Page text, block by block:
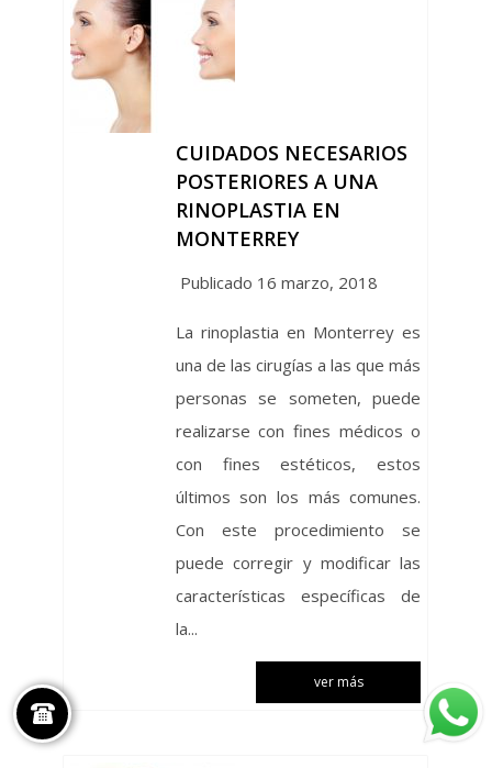
CUIDADOS NECESARIOS
POSTERIORES A UNA
RINOPLASTIA EN
MONTERREY
Publicado 16 marzo, 2018
La rinoplastia en Monterrey es
una de las cirugías a las que más
personas se someten, puede
realizarse con fines médicos o
con fines estéticos, estos
últimos son los más comunes.
Con este procedimiento se
puede corregir y modificar las
características específicas de
la...
ver más